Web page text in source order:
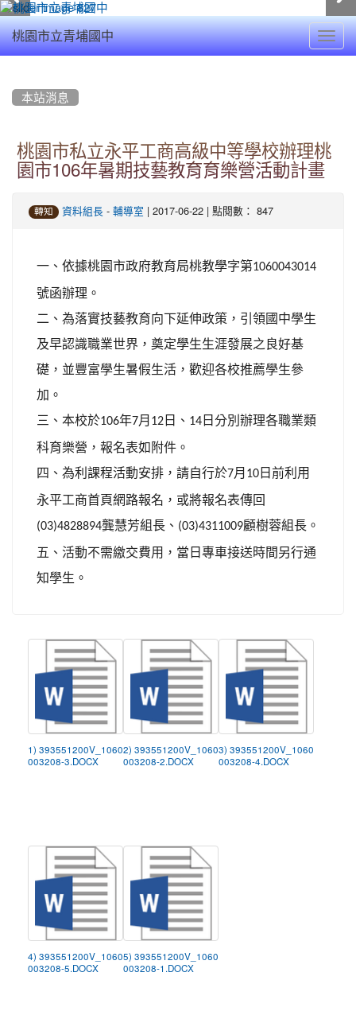
桃園市立青埔國中
本站消息
桃園市私立永平工商高級中等學校辦理桃
園市106年暑期技藝教育育樂營活動計畫
轉知 資料組長 - 輔導室 | 2017-06-22 | 點閱數： 847
一、依據桃園市政府教育局桃教學字第1060043014
號函辦理。
二、為落實技藝教育向下延伸政策，引領國中學生
及早認識職業世界，奠定學生生涯發展之良好基
礎，並豐富學生暑假生活，歡迎各校推薦學生參
加。
三、本校於106年7月12日、 14日分別辦理各職業類
科育樂營，報名表如附件。
四、為利課程活動安排，請自行於7月10日前利用
永平工商首頁網路報名，或將報名表傳回
(03)4828894龔慧芳組長、 (03)4311009顧樹蓉組長。
五、活動不需繳交費用，當日專車接送時間另行通
知學生。
1) 393551200V_1060
003208-3.DOCX
2) 393551200V_1060
003208-2.DOCX
3) 393551200V_1060
003208-4.DOCX
4) 393551200V_1060
003208-5.DOCX
5) 393551200V_1060
003208-1.DOCX